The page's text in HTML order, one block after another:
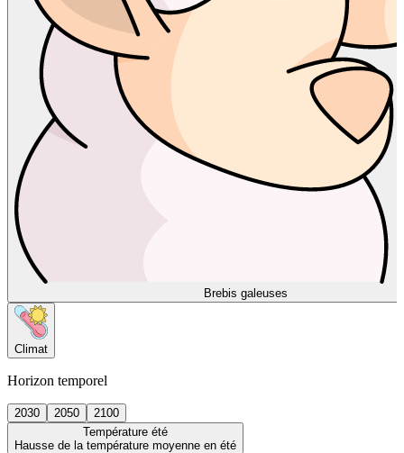
Brebis galeuses
Climat
Horizon temporel
2030 2050
2100
Température été
Hausse de la température moyenne en été